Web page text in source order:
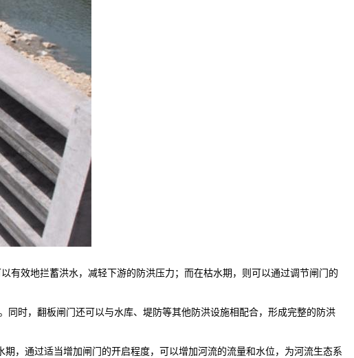
有效地拦蓄洪水，减轻下游的防洪压力；而在枯水期，则可以通过调节闸门的
时，翻板闸门还可以与水库、堤防等其他防洪设施相配合，形成完整的防洪
，通过适当增加闸门的开启程度，可以增加河流的流量和水位，为河流生态系